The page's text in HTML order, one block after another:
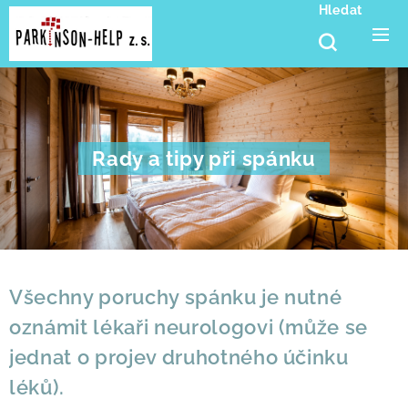
Hledat
Rady a tipy při spánku
Všechny poruchy spánku je nutné
oznámit lékaři neurologovi (může se
jednat o projev druhotného účinku
léků).